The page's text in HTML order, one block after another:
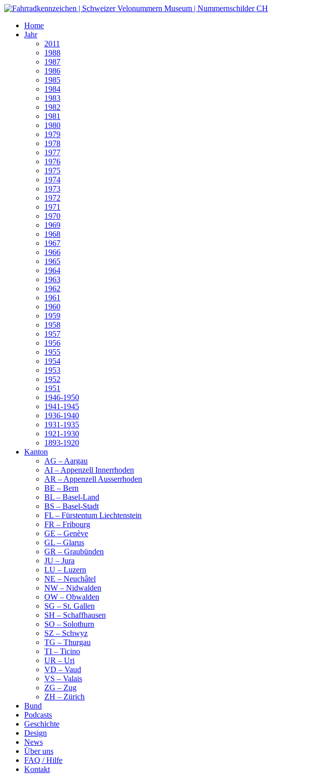
Home
Jahr
2011
1988
1987
1986
1985
1984
1983
1982
1981
1980
1979
1978
1977
1976
1975
1974
1973
1972
1971
1970
1969
1968
1967
1966
1965
1964
1963
1962
1961
1960
1959
1958
1957
1956
1955
1954
1953
1952
1951
1946-1950
1941-1945
1936-1940
1931-1935
1921-1930
1893-1920
Kanton
AG – Aargau
AI – Appenzell Innerrhoden
AR – Appenzell Ausserrhoden
BE – Bern
BL – Basel-Land
BS – Basel-Stadt
FL – Fürstentum Liechtenstein
FR – Fribourg
GE – Genève
GL – Glarus
GR – Graubünden
JU – Jura
LU – Luzern
NE – Neuchâtel
NW – Nidwalden
OW – Obwalden
SG – St. Gallen
SH – Schaffhausen
SO – Solothurn
SZ – Schwyz
TG – Thurgau
TI – Ticino
UR – Uri
VD – Vaud
VS – Valais
ZG – Zug
ZH – Zürich
Bund
Podcasts
Geschichte
Design
News
Über uns
FAQ / Hilfe
Kontakt